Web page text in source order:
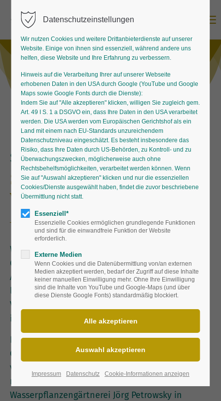
Schönes für den Gartenteich
Schwimmende
Wasserpflanzen
Wasser im Garten – das ist der Traum von vielen
Gartenbesitzern. Nach einem anstrengenden
Arbeitstag den Abend am Wasser ausklingen zu
lassen und die innere Ruhe zu spüren, diese
Vorstellung haben viele Menschen von Erholung
im Garten.
Eine Seerose ist dabei in fast allen
Gartenteichen zu finden. Es gibt allerdings noch
viele weitere interessante Schwimmpflanzen,
meint Traudel Siebler, Staudengärtnerin in der
Wasserpflanzengärtnerei Jörg Petrowsky in
Datenschutzeinstellungen
Wir nutzen Cookies und weitere Drittanbieterdienste auf unserer
Website. Einige von ihnen sind essenziell, während andere uns
helfen, diese Website und Ihre Erfahrung zu verbessern.
Hinweis auf die Verarbeitung Ihrer auf unserer Webseite
erhobenen Daten in den USA durch Google (YouTube und Google
Maps sowie Google Fonts durch die Dienste):
Indem Sie auf "Alle akzeptieren" klicken, willigen Sie zugleich gem.
Art. 49 I S. 1 a DSGVO ein, dass Ihre Daten in den USA verarbeitet
werden. Die USA werden vom Europäischen Gerichtshof als ein
Land mit einem nach EU-Standards unzureichendem
Datenschutzniveau eingeschätzt. Es besteht insbesondere das
Risiko, dass Ihre Daten durch US-Behörden, zu Kontroll- und zu
Überwachungszwecken, möglicherweise auch ohne
Rechtsbehelfsmöglichkeiten, verarbeitet werden können. Wenn
Sie auf "Auswahl akzeptieren" klicken und nur die essenziellen
Cookies/Dienste ausgewählt haben, findet die zuvor beschriebene
Übermittlung nicht statt.
Essenziell*
Essenzielle Cookies ermöglichen grundlegende Funktionen
und sind für die einwandfreie Funktion der Website
erforderlich.
Externe Medien
Wenn Cookies und die Datenübermittlung von/an externen
Medien akzeptiert werden, bedarf der Zugriff auf diese Inhalte
keiner manuellen Einwilligung mehr. Ohne Ihre Einwilligung
sind die Inhalte von YouTube und Google-Maps (und über
diese Dienste Google Fonts) standardmäßig blockiert.
Impressum Datenschutz Cookie-Informationen anzeigen